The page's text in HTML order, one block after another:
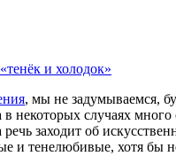
, мы не задумываемся,
некоторых случаях
заходит об
и тенелюбивые, хотя бы